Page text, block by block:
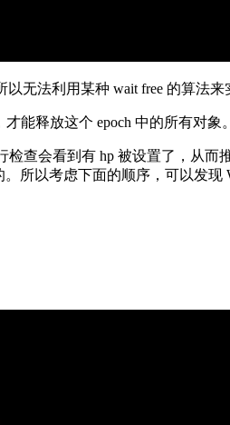
无法利用某种 wait free 的算法来
能释放这个 epoch 中的所有对象。
检查会看到有 hp 被设置了，从而
所以考虑下面的顺序，可以发